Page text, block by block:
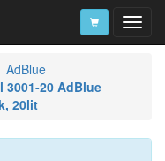
AdBlue
3001-20 AdBlue
20lit